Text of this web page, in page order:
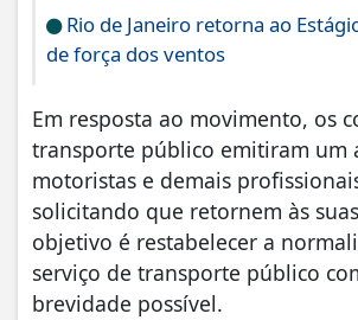
Rio de Janeiro retorna ao
de força dos ventos
Em resposta ao movimento, os
transporte público emitiram um
motoristas e demais
solicitando que retornem às
objetivo é restabelecer a
serviço de transporte público
brevidade possível.